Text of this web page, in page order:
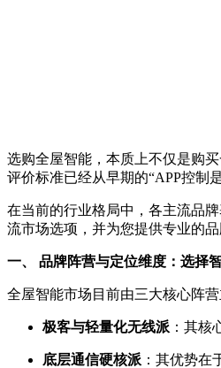
选购全屋智能，本质上不仅是购
评价标准已经从早期的“APP控制
在当前的行业格局中，各主流品
流市场选项，并为您提供专业的品
一、 品牌阵营与定位维度：选择
全屋智能市场目前由三大核心阵
极客与轻量化无线派 ：其
底层通信硬核派 ：其优势